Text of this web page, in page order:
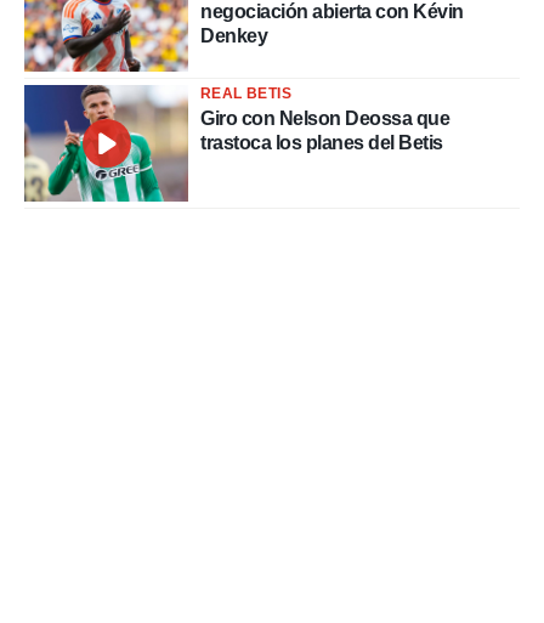
negociación abierta con Kévin
Denkey
REAL BETIS
Giro con Nelson Deossa que
trastoca los planes del Betis